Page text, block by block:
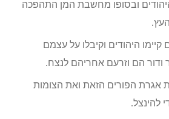
ובסופו מחשבת המן התהפכה
קיימו היהודים וקיבלו על עצמם
ודור הם וזרעם אחריהם לנצח.
אגרת הפורים הזאת ואת הצומות
להינצל.